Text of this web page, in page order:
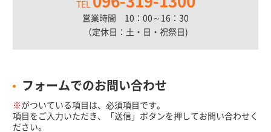
TEL
営業時間 10：00～16：30
（定休日：土・日・祝祭日)
フォームでのお問い合わせ
※ がついている項目は、必須項目です。
項目をご入力いただき、「送信」ボタンを押してお問い合わせく
ださい。